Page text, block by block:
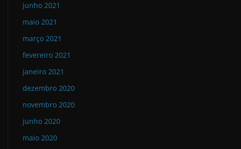
junho 2021
maio 2021
março 2021
fevereiro 2021
janeiro 2021
dezembro 2020
novembro 2020
junho 2020
maio 2020